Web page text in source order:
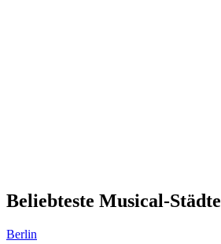
Beliebteste Musical-Städte
Berlin